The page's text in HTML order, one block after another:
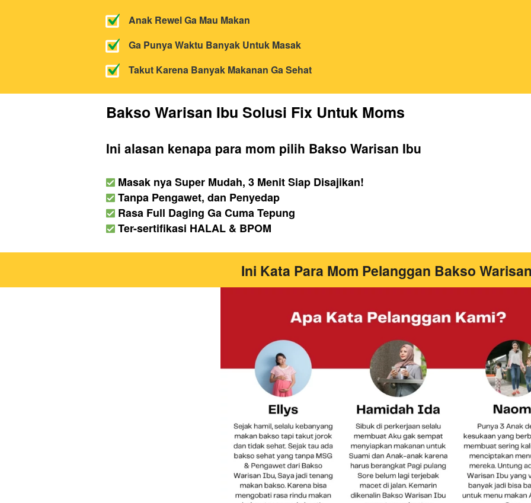
Anak Rewel Ga Mau Makan
Ga Punya Waktu Banyak Untuk Masak
Takut Karena Banyak Makanan Ga Sehat
Bakso Warisan Ibu Solusi Fix Untuk Moms
Ini alasan kenapa para mom pilih Bakso Warisan Ibu
Masak nya Super Mudah, 3 Menit Siap Disajikan!
Tanpa Pengawet, dan Penyedap
Rasa Full Daging Ga Cuma Tepung
Ter-sertifikasi HALAL & BPOM
Ini Kata Para Mom Pelanggan Bakso